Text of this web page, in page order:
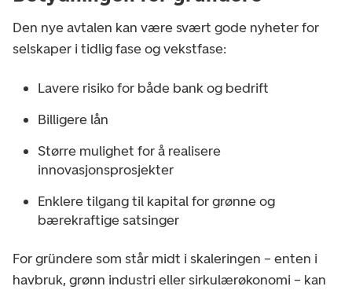
Den nye avtalen kan være svært gode nyheter for
selskaper i tidlig fase og vekstfase:
Lavere risiko for både bank og bedrift
Billigere lån
Større mulighet for å realisere
innovasjonsprosjekter
Enklere tilgang til kapital for grønne og
bærekraftige satsinger
For gründere som står midt i skaleringen – enten i
havbruk, grønn industri eller sirkulærøkonomi – kan